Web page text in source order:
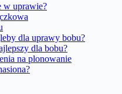
w uprawie?
dla uprawy bobu?
dla bobu?
na plonowanie